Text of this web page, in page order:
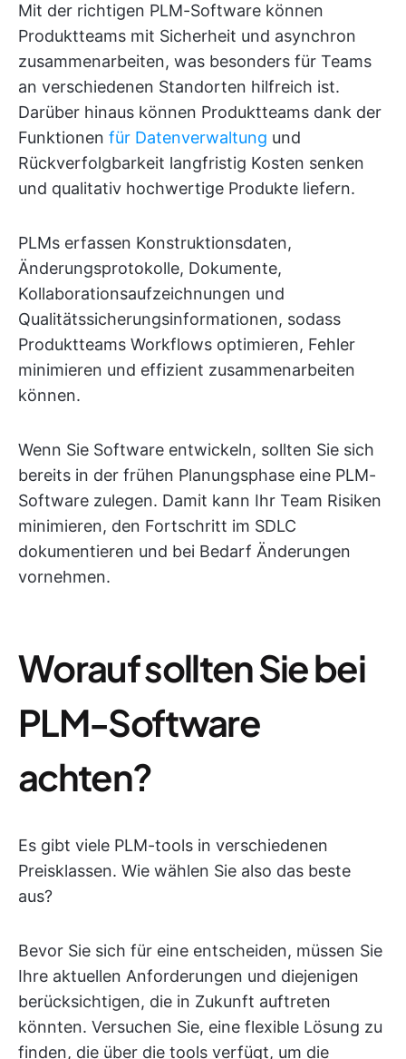
Mit der richtigen PLM-Software können
Produktteams mit Sicherheit und asynchron
zusammenarbeiten, was besonders für Teams
an verschiedenen Standorten hilfreich ist.
Darüber hinaus können Produktteams dank der
Funktionen für Datenverwaltung und
Rückverfolgbarkeit langfristig Kosten senken
und qualitativ hochwertige Produkte liefern.
PLMs erfassen Konstruktionsdaten,
Änderungsprotokolle, Dokumente,
Kollaborationsaufzeichnungen und
Qualitätssicherungsinformationen, sodass
Produktteams Workflows optimieren, Fehler
minimieren und effizient zusammenarbeiten
können.
Wenn Sie Software entwickeln, sollten Sie sich
bereits in der frühen Planungsphase eine PLM-
Software zulegen. Damit kann Ihr Team Risiken
minimieren, den Fortschritt im SDLC
dokumentieren und bei Bedarf Änderungen
vornehmen.
Worauf sollten Sie bei
PLM-Software
achten?
Es gibt viele PLM-tools in verschiedenen
Preisklassen. Wie wählen Sie also das beste
aus?
Bevor Sie sich für eine entscheiden, müssen Sie
Ihre aktuellen Anforderungen und diejenigen
berücksichtigen, die in Zukunft auftreten
könnten. Versuchen Sie, eine flexible Lösung zu
finden, die über die tools verfügt, um die